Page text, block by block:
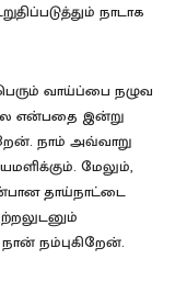
நாடாக
வாய்ப்பை நழுவ
என்பதை இன்று
நாம் அவ்வாறு
மேலும்,
தாய்நாட்டை
நம்புகிறேன்.